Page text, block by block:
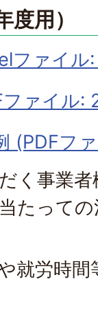
用）
ファイル
ァイル:
(PDFフ
く事業
たって
就労時